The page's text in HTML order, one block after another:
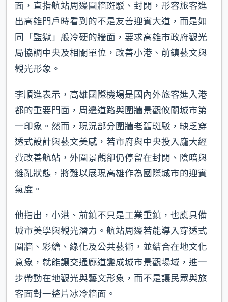
面，直指航站周邊圍牆斑駁、封閉，形容旅客進
出高雄門戶時看到的不是友善迎賓大道，而是如
同「監獄」般冷硬的牆面，要求高雄市政府觀光
局協調中央及相關單位，改善小港、前鎮藝文與
觀光形象。
李順進表示，高雄國際機場是國內外旅客進入港
都的重要門面，周邊道路與圍牆景觀攸關城市第
一印象。然而，現況部分圍牆老舊斑駁，缺乏穿
透式設計與藝文美感，若市府與中央投入龐大經
費改善航站，外圍景觀卻仍停留在封閉、陰暗與
雜亂狀態，將難以展現高雄作為國際城市的迎賓
氣度。
他指出，小港、前鎮不只是工業重鎮，也應具備
城市美學與觀光潛力。航站周邊若能導入穿透式
圍牆、彩繪、綠化及公共藝術，並結合在地文化
意象，就能讓交通廊道變成城市景觀場域，進一
步帶動在地觀光與藝文形象，而不是讓民眾與旅
客面對一整片冰冷牆面。